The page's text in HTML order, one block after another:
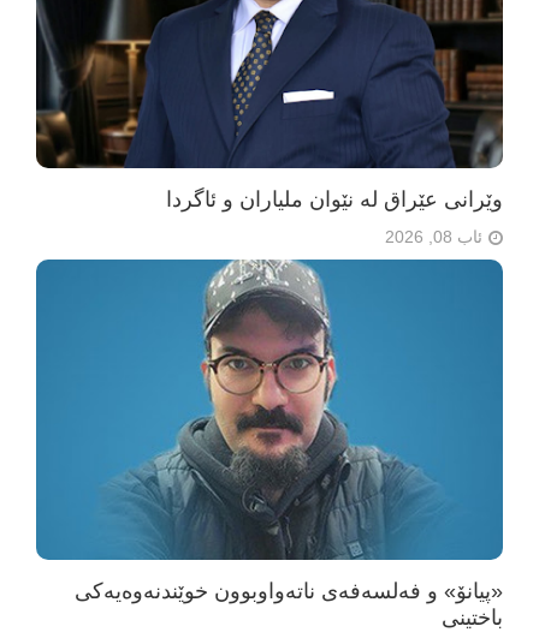
وێرانی عێراق لە نێوان ملیاران و ئاگردا
ئاب 08, 2026
«پیانۆ» و فەلسەفەی ناتەواوبوون خوێندنەوەیەکی
باختینی